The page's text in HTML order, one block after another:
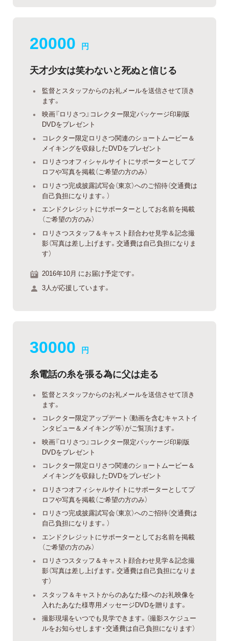
20000 円
天才少女は笑わないと死ぬと信じる
監督とスタッフからのお礼メールを送信させて頂き
ます。
映画『ロリさつ』コレクター限定パッケージ印刷版
DVDをプレゼント
コレクター限定ロリさつ関連のショートムービー＆
メイキングを収録したDVDをプレゼント
ロリさつオフィシャルサイトにサポーターとしてプ
ロフや写真を掲載（ご希望の方のみ）
ロリさつ完成披露試写会（東京）へのご招待（交通費は
自己負担になります。）
エンドクレジットにサポーターとしてお名前を掲載
（ご希望の方のみ）
ロリさつスタッフ＆キャスト顔合わせ見学＆記念撮
影（写真は差し上げます。交通費は自己負担になりま
す）
2016年10月 にお届け予定です。
3人が応援しています。
30000 円
糸電話の糸を張る為に父は走る
監督とスタッフからのお礼メールを送信させて頂き
ます。
コレクター限定アップデート（動画を含むキャストイ
ンタビュー＆メイキング等）がご覧頂けます。
映画『ロリさつ』コレクター限定パッケージ印刷版
DVDをプレゼント
コレクター限定ロリさつ関連のショートムービー＆
メイキングを収録したDVDをプレゼント
ロリさつオフィシャルサイトにサポーターとしてプ
ロフや写真を掲載（ご希望の方のみ）
ロリさつ完成披露試写会（東京）へのご招待（交通費は
自己負担になります。）
エンドクレジットにサポーターとしてお名前を掲載
（ご希望の方のみ）
ロリさつスタッフ＆キャスト顔合わせ見学＆記念撮
影（写真は差し上げます。交通費は自己負担になりま
す）
スタッフ＆キャストからのあなた様へのお礼映像を
入れたあなた様専用メッセージDVDを贈ります。
撮影現場をいつでも見学できます。（撮影スケジュー
ルをお知らせします・交通費は自己負担になります）